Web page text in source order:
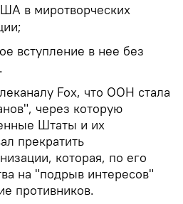
в миротворческих
вступление в нее без
Fox, что ООН стала
через которую
Штаты и их
прекратить
которая, по его
на "подрыв интересов"
противников.